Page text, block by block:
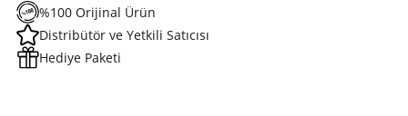
%100 Orijinal Ürün
Distribütör ve Yetkili Satıcısı
Hediye Paketi